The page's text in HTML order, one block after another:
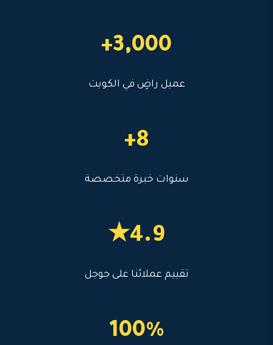
3,000+
عميل راضٍ في الكويت
8+
سنوات خبرة متخصصة
4.9★
تقييم عملائنا على جوجل
100%